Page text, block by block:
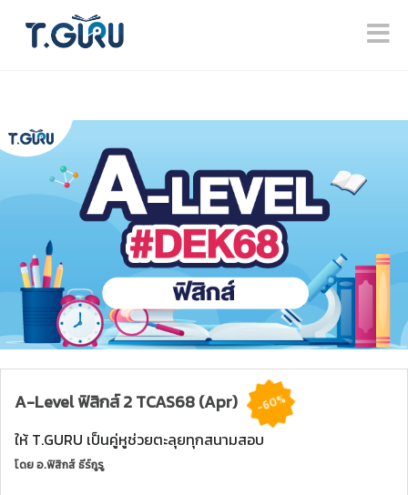
A-Level ฟิสิกส์ 2 TCAS68 (Apr) -60%
ให้ T.GURU เป็นคู่หูช่วยตะลุยทุกสนามสอบ
โดยอ.ฟิสิกส์ ธีร์กูรู